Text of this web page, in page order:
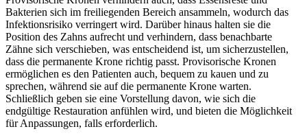
Bakterien sich im freiliegenden Bereich ansammeln, wodurch das
Infektionsrisiko verringert wird. Darüber hinaus halten sie die
Position des Zahns aufrecht und verhindern, dass benachbarte
Zähne sich verschieben, was entscheidend ist, um sicherzustellen,
dass die permanente Krone richtig passt. Provisorische Kronen
ermöglichen es den Patienten auch, bequem zu kauen und zu
sprechen, während sie auf die permanente Krone warten.
Schließlich geben sie eine Vorstellung davon, wie sich die
endgültige Restauration anfühlen wird, und bieten die Möglichkeit
für Anpassungen, falls erforderlich.